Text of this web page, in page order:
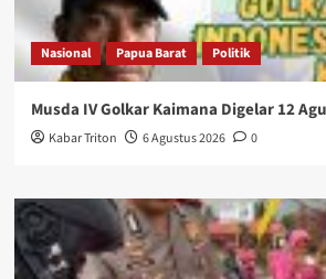
Nasional Papua Barat Politik
Musda IV Golkar Kaimana Digelar 12
Kabar Triton 6 Agustus 2026 0